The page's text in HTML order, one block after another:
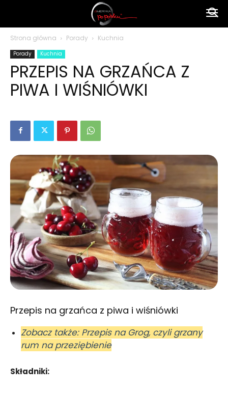
Strona główna Porady Kuchnia
Porady Kuchnia
PRZEPIS NA GRZAŃCA Z
PIWA I WIŚNIÓWKI
Przepis na grzańca z piwa i wiśniówki
Zobacz także: Przepis na Grog, czyli grzany
rum na przeziębienie
Składniki: